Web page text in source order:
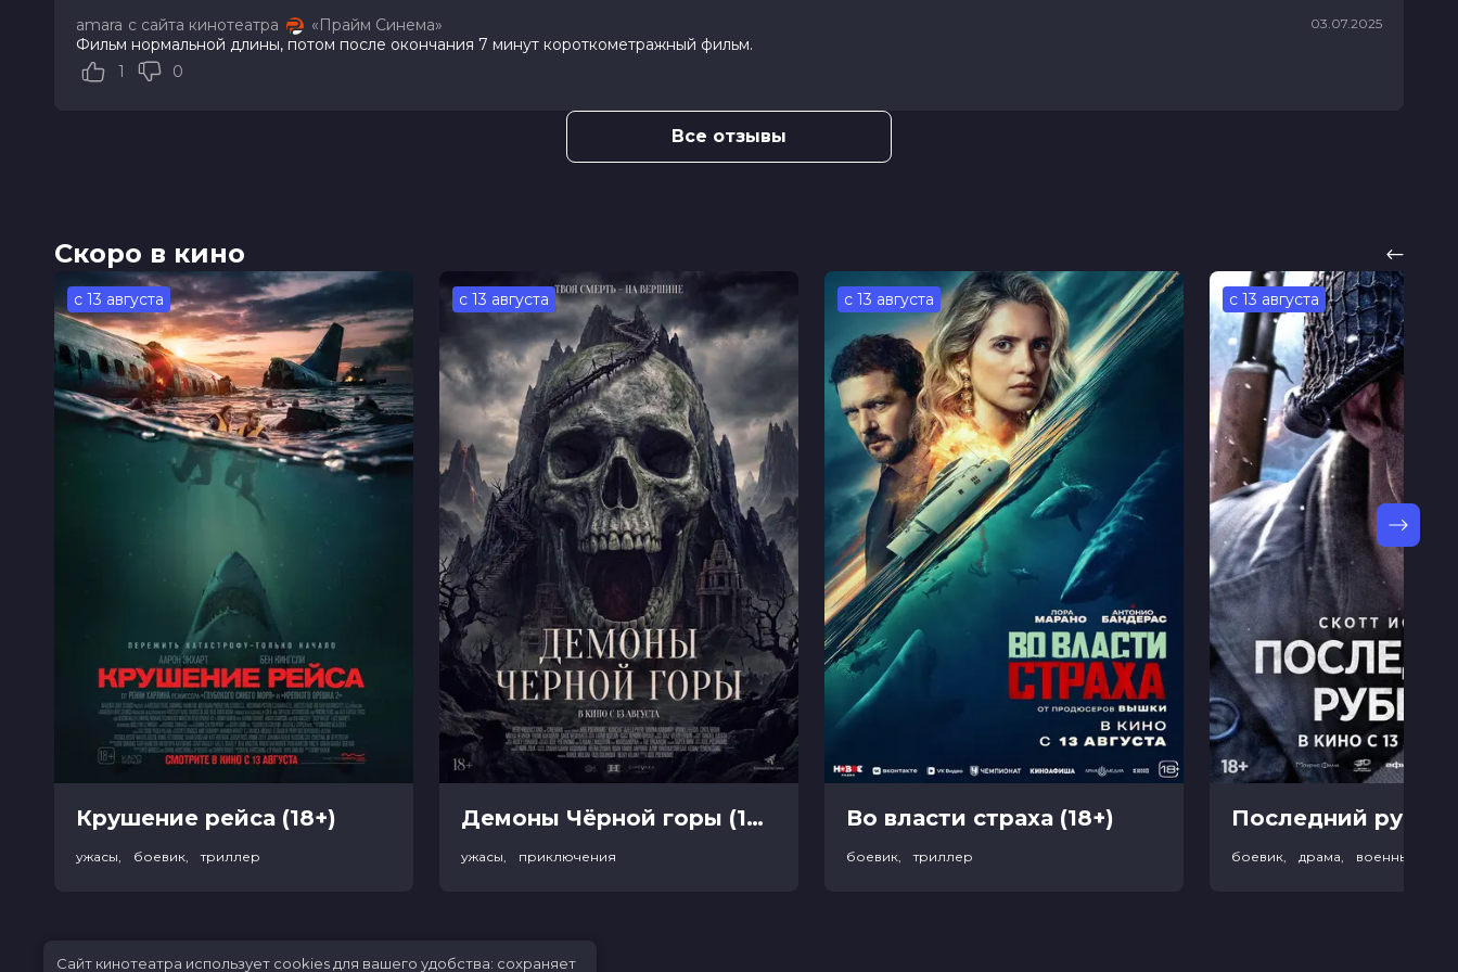
Год
2025
Страна
Режиссер
amara с сайта кинотеатра «Прайм Синема» 03.07.2025
Фильм нормальной длины, потом после окончания 7 минут короткометражный фильм.
1
0
Все отзывы
Скоро в кино
с 13 августа
Крушение рейса (18+)
ужасы, боевик, триллер
с 13 августа
Демоны Чёрной горы (18+)
ужасы, приключения
с 13 августа
Во власти страха (18+)
боевик, триллер
с 13 августа
Последний рубеж
боевик, драма, военный,
Сайт кинотеатра использует cookies для вашего удобства: сохраняет